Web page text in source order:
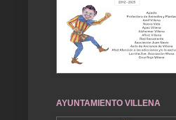
AYUNTAMIENTO VILLENA